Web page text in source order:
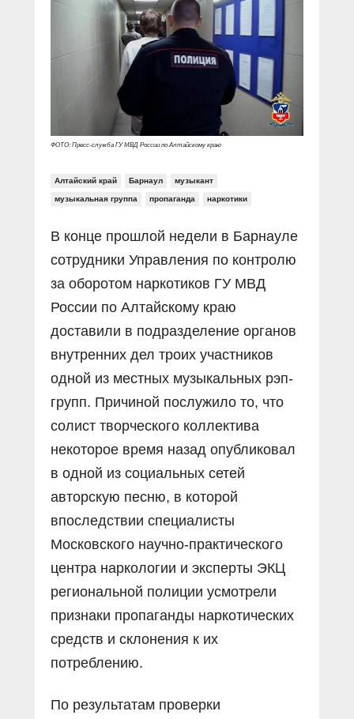
Социальные ролики
Документальные фильмы
Прямой разговор
В знании сила
Специальный репортаж
КиберПОСТОВОЙ
Газета «Щит и меч»
Журнал «Полиция России»
О ПОРТАЛЕ
Вакансии
ФОТО: Пресс-служба ГУ МВД России по Алтайскому краю
Алтайский край Барнаул музыкант
музыкальная группа пропаганда наркотики
В конце прошлой недели в Барнауле
сотрудники Управления по контролю
за оборотом наркотиков ГУ МВД
России по Алтайскому краю
доставили в подразделение органов
внутренних дел троих участников
одной из местных музыкальных рэп-
групп. Причиной послужило то, что
солист творческого коллектива
некоторое время назад опубликовал
в одной из социальных сетей
авторскую песню, в которой
впоследствии специалисты
Московского научно-практического
центра наркологии и эксперты ЭКЦ
региональной полиции усмотрели
признаки пропаганды наркотических
средств и склонения к их
потреблению.
По результатам проверки